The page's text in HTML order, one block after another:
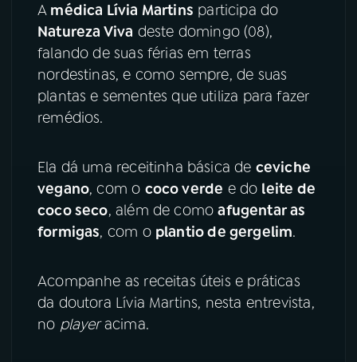
04PROGRAMAS
PODCASTS
07ÚLTIMAS
FESTIVAL DE MÚSICA
ACOMPANHE A RÁDIO NACIONAL
YouTube
A médica Lívia Martins participa do
Natureza Viva deste domingo (08),
falando de suas férias em terras
nordestinas, e como sempre, de suas
plantas e sementes que utiliza para fazer
remédios.
Ela dá uma receitinha básica de ceviche
vegano, com o coco verde e do leite de
coco seco, além de comoafugentar as
formigas, com o plantio de gergelim.
Acompanhe as receitas úteis e práticas
da doutora Lívia Martins, nesta entrevista,
no playeracima.